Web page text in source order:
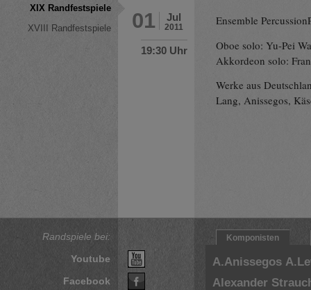
Jul
2011
01
19:30 Uhr
Ensemble
Oboe solo: Yu-Pei
Akkordeon solo:
Werke aus
Lang, Anissegos,
XIX Randfestspiele
XVIII Randfestspiele
Randspiele bei:
Youtube
Facebook
Komponisten
A.Anissegos
Alexander